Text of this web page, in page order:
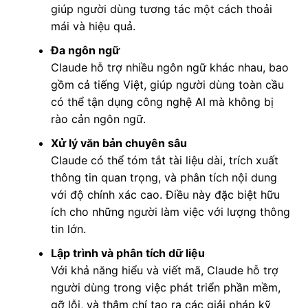
giúp người dùng tương tác một cách thoải
mái và hiệu quả.
Đa ngôn ngữ
Claude hỗ trợ nhiều ngôn ngữ khác nhau, bao
gồm cả tiếng Việt, giúp người dùng toàn cầu
có thể tận dụng công nghệ AI mà không bị
rào cản ngôn ngữ.
Xử lý văn bản chuyên sâu
Claude có thể tóm tắt tài liệu dài, trích xuất
thông tin quan trọng, và phân tích nội dung
với độ chính xác cao. Điều này đặc biệt hữu
ích cho những người làm việc với lượng thông
tin lớn.
Lập trình và phân tích dữ liệu
Với khả năng hiểu và viết mã, Claude hỗ trợ
người dùng trong việc phát triển phần mềm,
gỡ lỗi, và thậm chí tạo ra các giải pháp kỹ